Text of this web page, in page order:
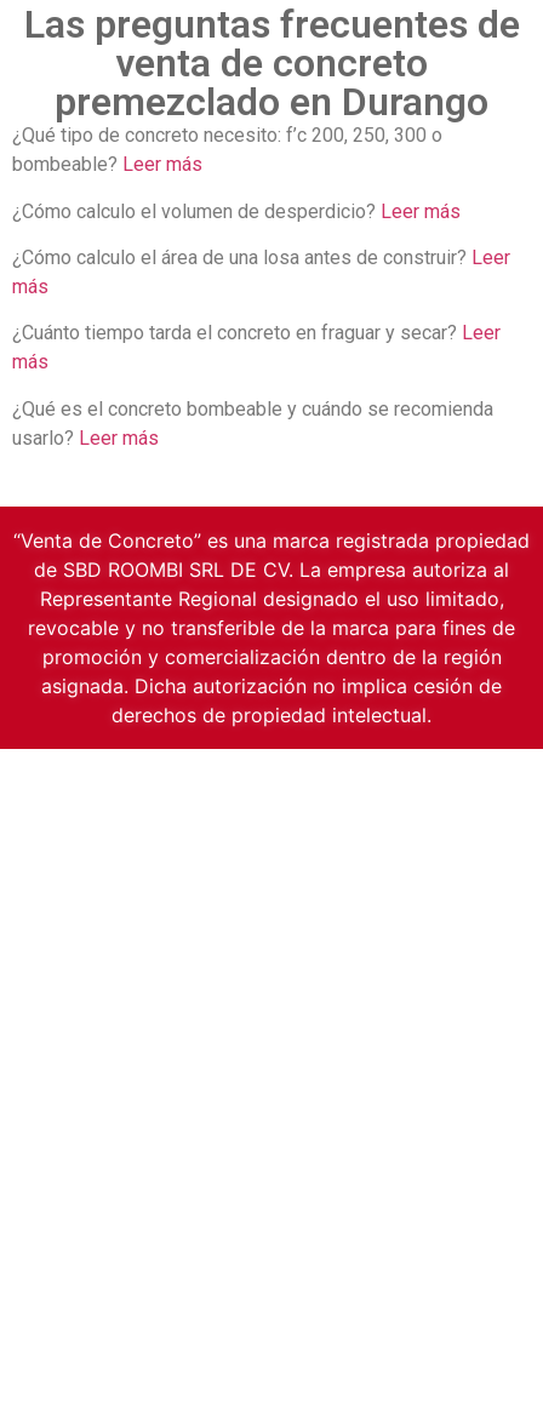
Las preguntas frecuentes de
venta de concreto
premezclado en Durango
¿Qué tipo de concreto necesito: f’c 200, 250, 300 o
bombeable? Leer más
¿Cómo calculo el volumen de desperdicio? Leer más
¿Cómo calculo el área de una losa antes de construir? Leer
más
¿Cuánto tiempo tarda el concreto en fraguar y secar? Leer
más
¿Qué es el concreto bombeable y cuándo se recomienda
usarlo? Leer más
“Venta de Concreto” es una marca registrada propiedad
de SBD ROOMBI SRL DE CV. La empresa autoriza al
Representante Regional designado el uso limitado,
revocable y no transferible de la marca para fines de
promoción y comercialización dentro de la región
asignada. Dicha autorización no implica cesión de
derechos de propiedad intelectual.